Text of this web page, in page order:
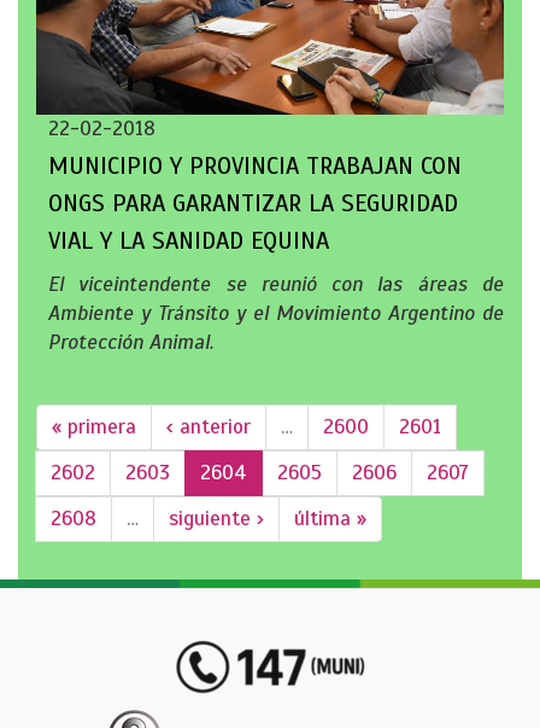
22-02-2018
MUNICIPIO Y PROVINCIA TRABAJAN CON
ONGS PARA GARANTIZAR LA SEGURIDAD
VIAL Y LA SANIDAD EQUINA
El viceintendente se reunió con las áreas de
Ambiente y Tránsito y el Movimiento Argentino de
Protección Animal.
« primera ‹ anterior … 2600
2601
2602
2603 2604 2605 2606
2607
2608
… siguiente › última »